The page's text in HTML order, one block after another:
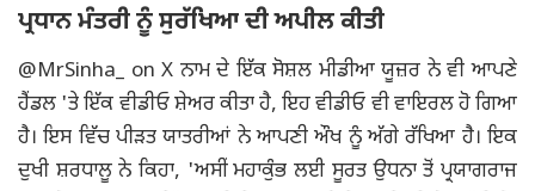
ਪ੍ਰਧਾਨ ਮੰਤਰੀ ਨੂੰ ਸੁਰੱਖਿਆ ਦੀ ਅਪੀਲ ਕੀਤੀ
@MrSinha_ on X ਨਾਮ ਦੇ ਇੱਕ ਸੋਸ਼ਲ ਮੀਡੀਆ ਯੂਜ਼ਰ ਨੇ ਵੀ ਆਪਣੇ
ਹੈਂਡਲ 'ਤੇ ਇੱਕ ਵੀਡੀਓ ਸ਼ੇਅਰ ਕੀਤਾ ਹੈ, ਇਹ ਵੀਡੀਓ ਵੀ ਵਾਇਰਲ ਹੋ ਗਿਆ
ਹੈ। ਇਸ ਵਿੱਚ ਪੀੜਤ ਯਾਤਰੀਆਂ ਨੇ ਆਪਣੀ ਔਖ ਨੂੰ ਅੱਗੇ ਰੱਖਿਆ ਹੈ। ਇਕ
ਦੁਖੀ ਸ਼ਰਧਾਲੂ ਨੇ ਕਿਹਾ, 'ਅਸੀਂ ਮਹਾਕੁੰਭ ਲਈ ਸੂਰਤ ਉਧਨਾ ਤੋਂ ਪ੍ਰਯਾਗਰਾਜ